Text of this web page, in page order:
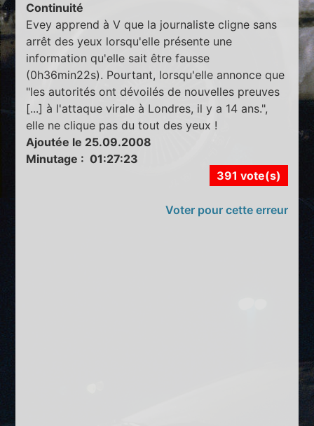
Continuité
Evey apprend à V que la journaliste cligne sans
arrêt des yeux lorsqu'elle présente une
information qu'elle sait être fausse
(0h36min22s). Pourtant, lorsqu'elle annonce que
"les autorités ont dévoilés de nouvelles preuves
[...] à l'attaque virale à Londres, il y a 14 ans.",
elle ne clique pas du tout des yeux !
Ajoutée le 25.09.2008
Minutage : 01:27:23
391 vote(s)
Voter pour cette erreur